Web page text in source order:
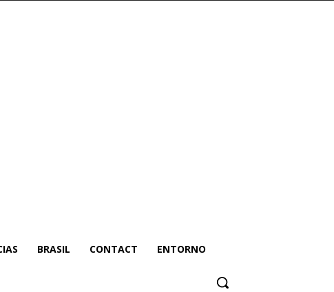
BRASIL CONTACT ENTORNO